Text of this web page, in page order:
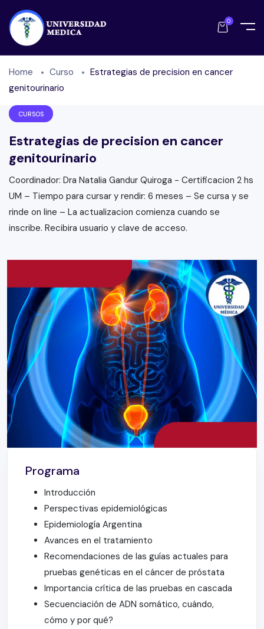
0
Home Curso
Estrategias de precision en cancer
genitourinario
CURSOS
Estrategias de precision en cancer
genitourinario
Coordinador: Dra Natalia Gandur Quiroga - Certificacion 2 hs
UM – Tiempo para cursar y rendir: 6 meses – Se cursa y se
rinde on line – La actualizacion comienza cuando se
inscribe. Recibira usuario y clave de acceso.
Programa
Introducción
Perspectivas epidemiológicas
Epidemiología Argentina
Avances en el tratamiento
Recomendaciones de las guías actuales para
pruebas genéticas en el cáncer de próstata
Importancia crítica de las pruebas en cascada
Secuenciación de ADN somático, cuándo,
cómo y por qué?